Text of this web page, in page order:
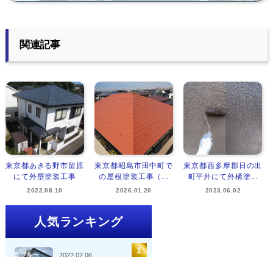
関連記事
東京都あきる野市留原
にて外壁塗装工事
2022.08.10
東京都昭島市田中町で
の屋根塗装工事（...
2026.01.20
東京都西多摩郡日の出
町平井にて外構塗...
2023.06.02
人気ランキング
2022.02.06